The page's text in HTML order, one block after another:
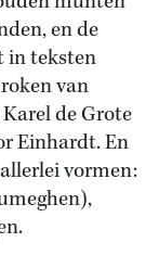
en de
in teksten
van
Karel de Grote
Einhardt. En
vormen: